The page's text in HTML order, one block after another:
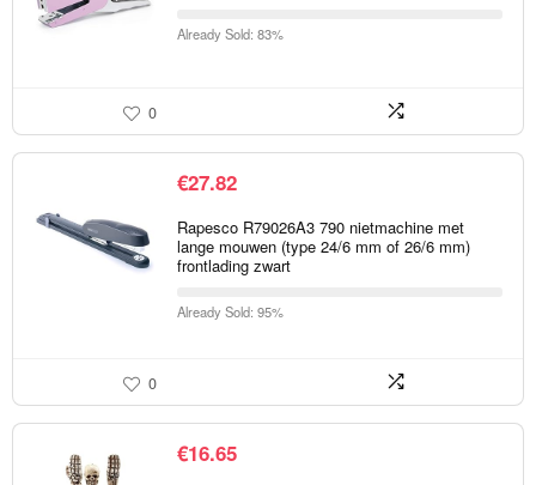
Already Sold: 83%
0
€27.82
Rapesco R79026A3 790 nietmachine met
lange mouwen (type 24/6 mm of 26/6 mm)
frontlading zwart
Already Sold: 95%
0
€16.65